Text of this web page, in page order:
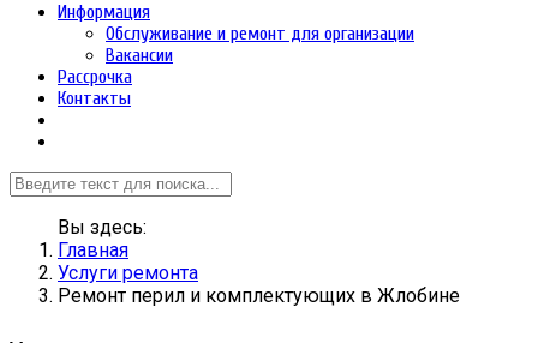
Информация
Обслуживание и ремонт для организации
Вакансии
Рассрочка
Контакты
Вы здесь:
Главная
Услуги ремонта
Ремонт перил и комплектующих в Жлобине